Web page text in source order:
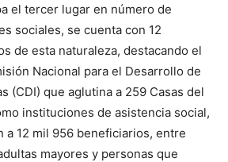
el tercer lugar en número de
sociales, se cuenta con 12
de esta naturaleza, destacando el
Nacional para el Desarrollo de
(CDI) que aglutina a 259 Casas del
instituciones de asistencia social,
a 12 mil 956 beneficiarios, entre
mayores y personas que